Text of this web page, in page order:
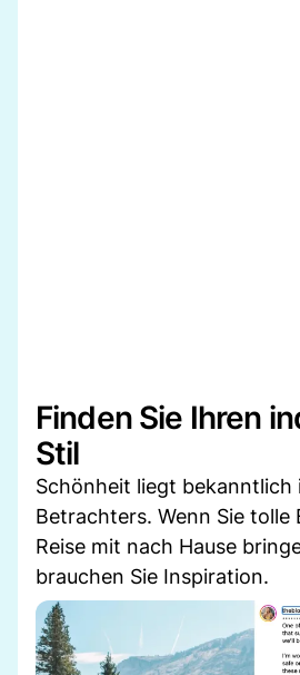
Finden Sie Ihren
Stil
Schönheit liegt bekanntlich
Betrachters. Wenn Sie tolle
Reise mit nach Hause
brauchen Sie Inspiration.